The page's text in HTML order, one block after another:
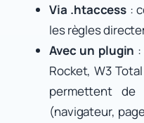
Via .htaccess :
les règles
Avec un plugin
Rocket, W3
permettent
(navigateur,